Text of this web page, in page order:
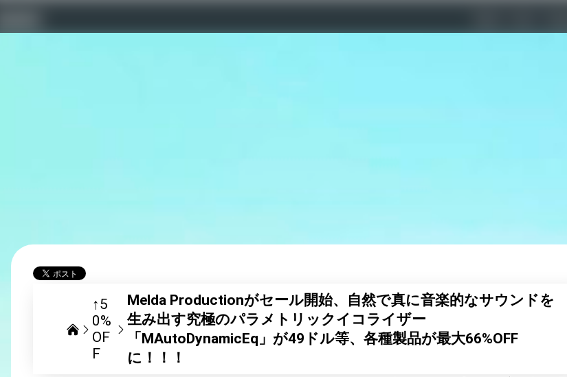
↑5
0%
OF
F
Melda Productionがセール開始、自然で真に音楽的なサウンドを
生み出す究極のパラメトリックイコライザー
「MAutoDynamicEq」が49ドル等、各種製品が最大66%OFF
に！！！